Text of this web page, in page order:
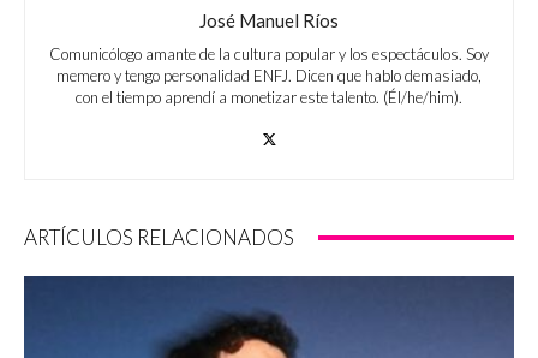
José Manuel Ríos
Comunicólogo amante de la cultura popular y los espectáculos. Soy
memero y tengo personalidad ENFJ. Dicen que hablo demasiado,
con el tiempo aprendí a monetizar este talento. (Él/he/him).
ARTÍCULOS RELACIONADOS